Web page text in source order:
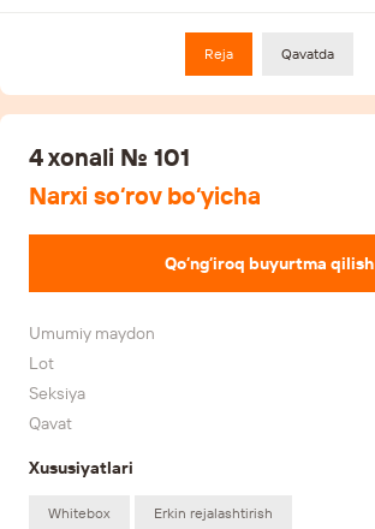
Reja Qavatda
4 xonali № 101
Narxi so‘rov bo‘yicha
Qo‘ng‘iroq buyurtma qilish
Umumiy maydon
Lot
Seksiya
Qavat
Xususiyatlari
Whitebox Erkin rejalashtirish